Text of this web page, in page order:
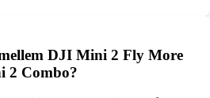
DJI Mini 2 Fly More
2 Combo?